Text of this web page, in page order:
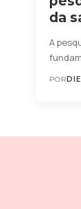
da
A
POR